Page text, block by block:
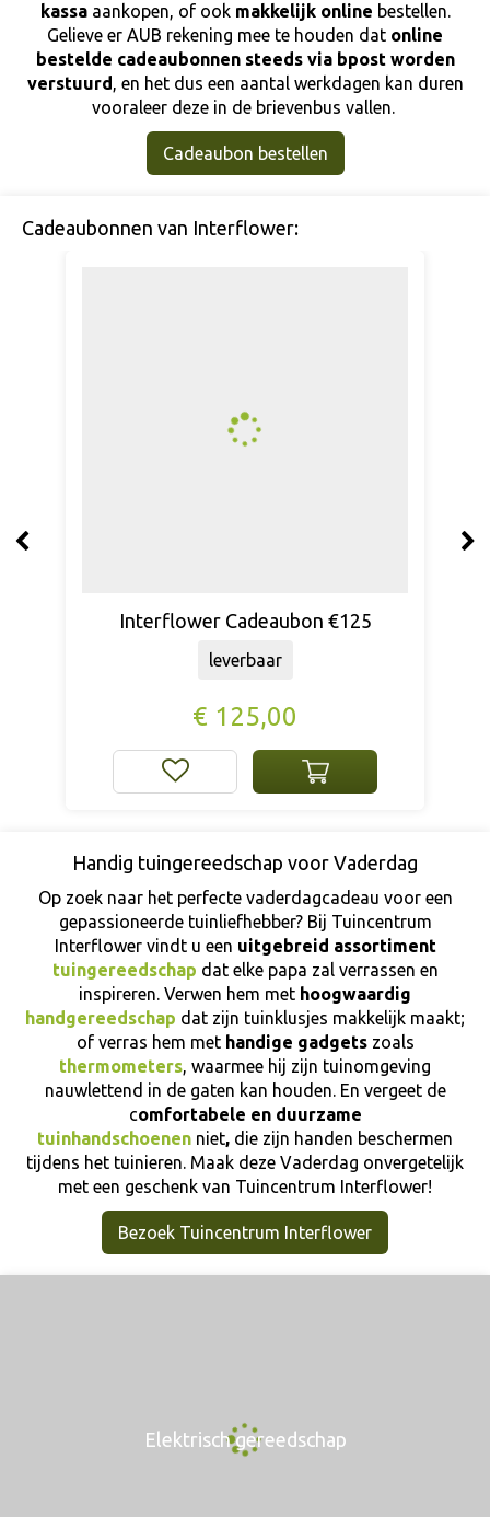
kassaaankopen, of ook makkelijk online bestellen.
Gelieve er AUB rekening mee te houden dat online
bestelde cadeaubonnen steeds via bpost worden
verstuurd , en het dus een aantal werkdagen kan duren
vooraleer deze in de brievenbus vallen.
Cadeaubon bestellen
Cadeaubonnen van Interflower:
Interflower Cadeaubon €20
€ 20,00
leverbaar
Handig tuingereedschap voor Vaderdag
Op zoek naar het perfecte vaderdagcadeau voor een
gepassioneerde tuinliefhebber? Bij Tuincentrum
Interflower vindt u een uitgebreid assortiment
tuingereedschap dat elke papa zal verrassen en
inspireren. Verwen hem met hoogwaardig
handgereedschap dat zijn tuinklusjes makkelijk maakt;
of verras hem met handige gadgetszoals
thermometers, waarmee hij zijn tuinomgeving
nauwlettend in de gaten kan houden. En vergeet de
comfortabele en duurzame
tuinhandschoenen niet, die zijn handen beschermen
tijdens het tuinieren. Maak deze Vaderdag onvergetelijk
met een geschenk van Tuincentrum Interflower!
Bezoek Tuincentrum Interflower
Elektrisch gereedschap